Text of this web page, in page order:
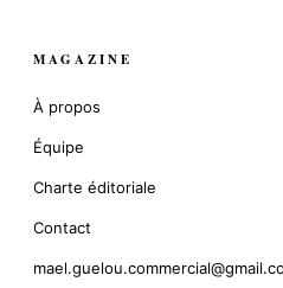
MAGAZINE
À propos
Équipe
Charte éditoriale
Contact